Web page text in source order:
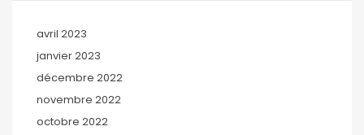
avril 2023
janvier 2023
décembre 2022
novembre 2022
octobre 2022